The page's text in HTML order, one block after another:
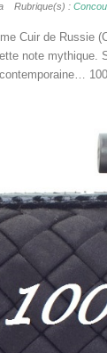
Rubrique(s) :
Cuir de Russie
note